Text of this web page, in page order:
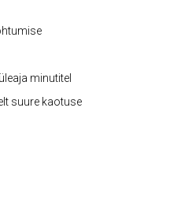
minutitel
suure kaotuse